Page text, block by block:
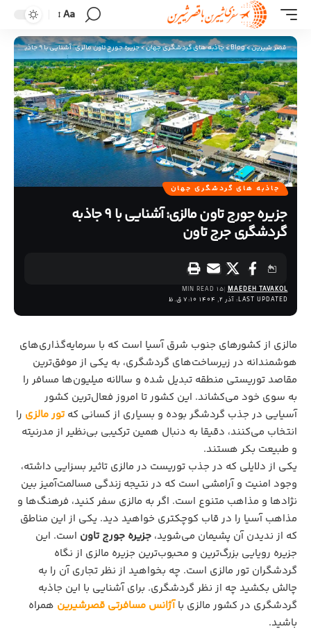
Aa
قصر شیرین>
Blog
>جاذبه های گردشگری جهان>جزیره جورج تاون مالزی: آشنایی با 9 جاذبه گردشگری جرج تاون
جاذبه های گردشگری جهان
جزیره جورج تاون مالزی: آشنایی با 9 جاذبه
گردشگری جرج تاون
LAST UPDATED: آذر 2, 1404 7:10 ق.ظ
MAEDEH TAVAKOL
15 MIN READ
مالزی از کشورهای جنوب شرق آسیا است که با سرمایه‌گذاری‌های
هوشمندانه در زیرساخت‌های گردشگری، به یکی از موفق‌ترین
مقاصد توریستی منطقه تبدیل شده و سالانه میلیون‌ها مسافر را
به سوی خود می‌کشاند. این کشور تا امروز فعال‌ترین کشور
آسیایی در جذب گردشگر بوده و بسیاری از کسانی کهتور مالزی را
انتخاب می‌کنند، دقیقا به دنبال همین ترکیبی بی‌نظیر از مدرنیته
و طبیعت بکر هستند.
یکی از دلایلی که در جذب توریست در مالزی تاثیر بسزایی داشته،
وجود امنیت و آرامشی است که در نتیجه زندگی مسالمت‌آمیز بین
نژادها و مذاهب متنوع است. اگر به مالزی سفر کنید، فرهنگ‌ها و
مذاهب آسیا را در قاب کوچکتری خواهید دید. یکی از این مناطق
که از ندیدن آن پشیمان می‌شوید، جزیره جورج تاون است. این
جزیره رویایی بزرگ‌ترین و محبوب‌ترین جزیره مالزی از نگاه
گردشگران تور مالزی است. چه بخواهید از نظر تجاری آن را به
چالش بکشید چه از نظر گردشگری. برای آشنایی با این جاذبه
گردشگری در کشور مالزی باآژانس مسافرتی قصرشیرین همراه
باشید.